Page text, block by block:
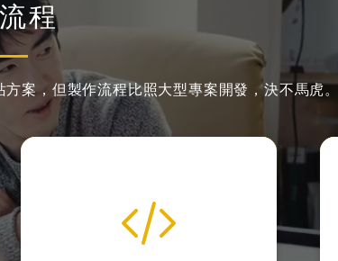
程
案， 但製作流程比照大型專案開發，決不馬虎。
程式化與後台製作
我們開發後台力求精簡好用，讓